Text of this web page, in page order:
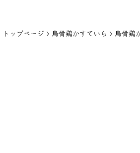
トップページ 烏骨鶏かすていら 烏骨鶏